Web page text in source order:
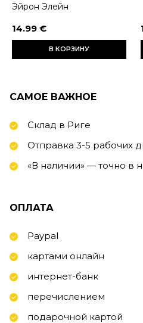
Эйрон Элейн
14.99 €
В КОРЗИНУ
САМОЕ ВАЖНОЕ
Склад в Риге
Отправка 3-5 рабочих
«В наличии» — точно в
ОПЛАТА
Paypal
картами онлайн
интернет-банк
перечислением
подарочной картой